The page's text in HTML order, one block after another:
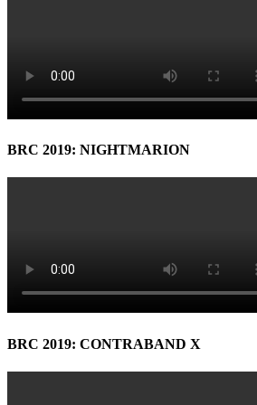
BRC 2019: NIGHTMARION
BRC 2019: CONTRABAND X